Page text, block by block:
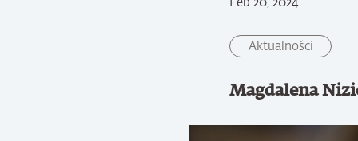
Feb 20, 2024
Aktualności
Magdalena